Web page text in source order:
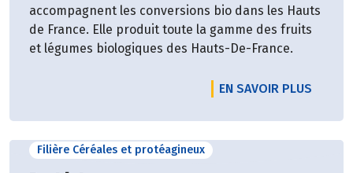
accompagnent les conversions bio dans les Hauts
de France. Elle produit toute la gamme des fruits
et légumes biologiques des Hauts-De-France.
EN SAVOIR PLUS
Filière Céréales et protéagineux